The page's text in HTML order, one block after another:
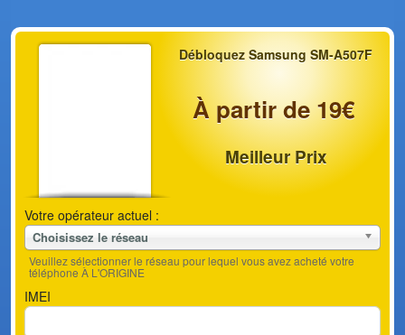
Débloquez Samsung SM-A507F
À partir de 19€
Meilleur Prix
Votre opérateur actuel :
Choisissez le réseau
Veuillez sélectionner le réseau pour lequel vous avez acheté votre
téléphone À L'ORIGINE
IMEI